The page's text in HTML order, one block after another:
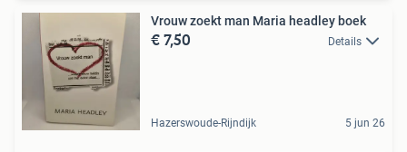
Vrouw zoekt man Maria headley boek
€ 7,50 Details
Hazerswoude-Rijndijk 5 jun 26